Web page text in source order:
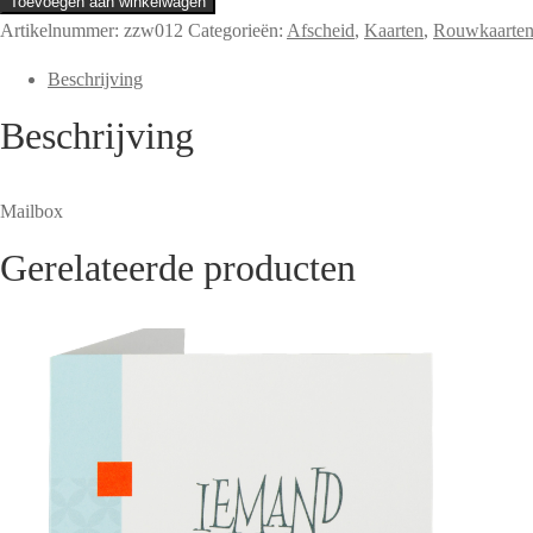
naar
verhalen
naar
stilte
Artikelnummer: zzw012 Categorieën: Afscheid, Kaarten, Rouwkaarten
Beschrijving
Beschrijving
Mailbox
Gerelateerde producten